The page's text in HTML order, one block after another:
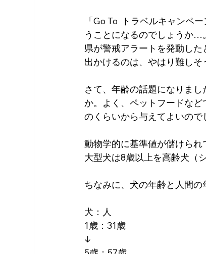
「Go To  トラベルキャンペ
うことになるのでしょうか…
県が警戒アラートを発動し
出かけるのは、やはり難しそ
さて、年齢の話題になりま
か。よく、ペットフードな
のくらいから与えてよいので
動物学的に基準値が儲けら
大型犬は8歳以上を高齢犬（
ちなみに、犬の年齢と人間
犬：人
1歳：31歳
↓